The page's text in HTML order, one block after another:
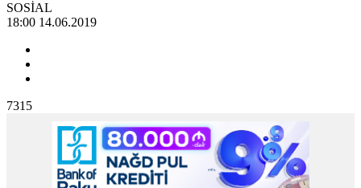
SOSİAL
18:00 14.06.2019
7315